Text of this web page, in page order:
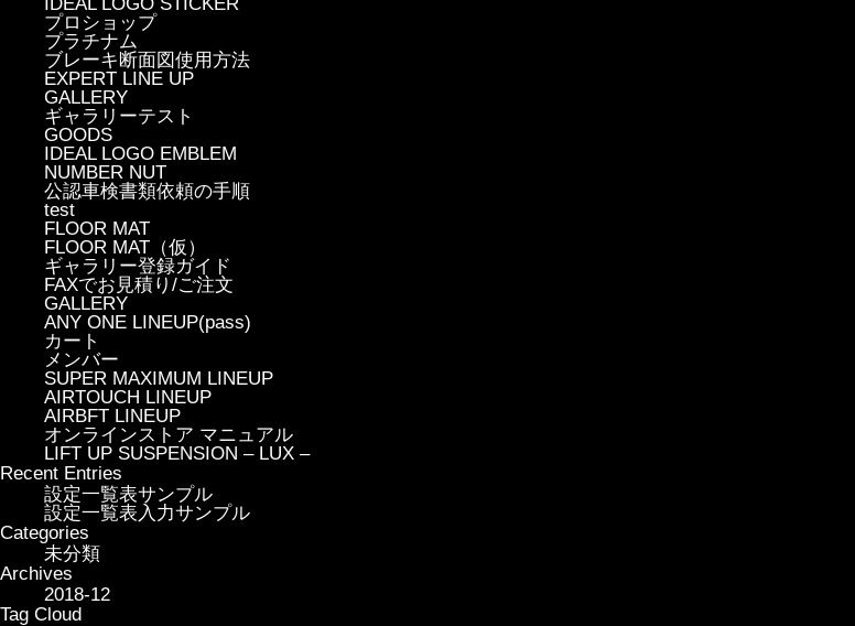
プロショップ
プラチナム
ブレーキ断面図使用方法
EXPERT LINE UP
GALLERY
ギャラリーテスト
GOODS
IDEAL LOGO EMBLEM
NUMBER NUT
公認車検書類依頼の手順
test
FLOOR MAT
FLOOR MAT（仮）
ギャラリー登録ガイド
FAXでお見積り/ご注文
GALLERY
ANY ONE LINEUP(pass)
カート
メンバー
SUPER MAXIMUM LINEUP
AIRTOUCH LINEUP
AIRBFT LINEUP
オンラインストア マニュアル
LIFT UP SUSPENSION – LUX –
Recent Entries
設定一覧表サンプル
設定一覧表入力サンプル
Categories
未分類
Archives
2018-12
Tag Cloud